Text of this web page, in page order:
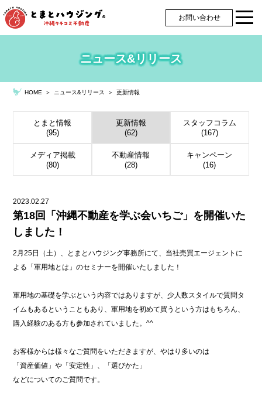
お問い合わせ
ニュース&リリース
HOME ＞ ニュース&リリース ＞ 更新情報
とまと情報
(95)
更新情報
(62)
スタッフコラム
(167)
メディア掲載
(80)
不動産情報
(28)
キャンペーン
(16)
2023.02.27
第18回「沖縄不動産を学ぶ会いちご」を開催いた
しました！
2月25日（土）、とまとハウジング事務所にて、当社売買エージェントに
よる「軍用地とは」のセミナーを開催いたしました！
軍用地の基礎を学ぶという内容ではありますが、少人数スタイルで質問タ
イムもあるということもあり、軍用地を初めて買うという方はもちろん、
購入経験のある方も参加されていました。^^
お客様からは様々なご質問をいただきますが、やはり多いのは
「資産価値」や「安定性」、「選びかた」
などについてのご質問です。